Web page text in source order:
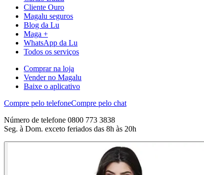
Cliente Ouro
Magalu seguros
Blog da Lu
Maga +
WhatsApp da Lu
Todos os serviços
Comprar na loja
Vender no Magalu
Baixe o aplicativo
Compre pelo telefoneCompre pelo chat
Número de telefone 0800 773 3838
Seg. à Dom. exceto feriados das 8h às 20h